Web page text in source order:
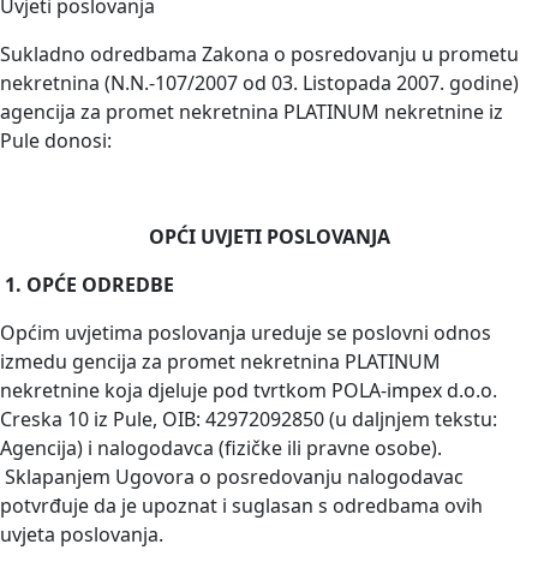
Uvjeti poslovanja
Sukladno odredbama Zakona o posredovanju u prometu
nekretnina (N.N.-107/2007 od 03. Listopada 2007. godine)
agencija za promet nekretnina PLATINUM nekretnine iz
Pule donosi:
OPĆI UVJETI POSLOVANJA
1. OPĆE ODREDBE
Općim uvjetima poslovanja ureduje se poslovni odnos
izmedu gencija za promet nekretnina PLATINUM
nekretnine koja djeluje pod tvrtkom POLA-impex d.o.o.
Creska 10 iz Pule, OIB: 42972092850 (u daljnjem tekstu:
Agencija) i nalogodavca (fizičke ili pravne osobe).
Sklapanjem Ugovora o posredovanju nalogodavac
potvrđuje da je upoznat i suglasan s odredbama ovih
uvjeta poslovanja.